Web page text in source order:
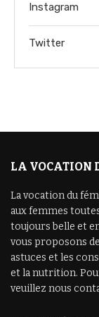
Instagram
Twitter
LA VOCATION
La vocation du
aux femmes
toujours belle et
vous proposons
astuces et les
et la nutrition.
veuillez nous